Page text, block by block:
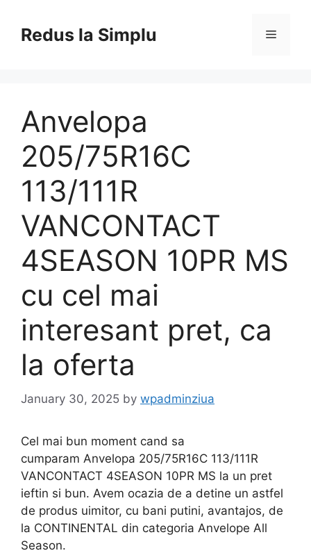
contentRedus la Simplu Menu
Anvelopa
205/75R16C
113/111R
VANCONTACT
4SEASON 10PR MS
cu cel mai
interesant pret, ca
la oferta
January 30, 2025 by wpadminziua
Cel mai bun moment cand sa
cumparam Anvelopa 205/75R16C 113/111R
VANCONTACT 4SEASON 10PR MS la un pret
ieftin si bun. Avem ocazia de a detine un astfel
de produs uimitor, cu bani putini, avantajos, de
la CONTINENTAL din categoria Anvelope All
Season.